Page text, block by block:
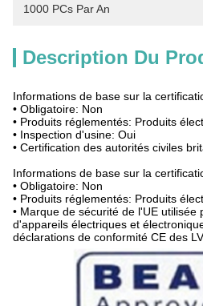
1000 PCs Par An
Description Du
Informations de base sur la
• Obligatoire: Non
• Produits réglementés: Produits
• Inspection d'usine: Oui
• Certification des autorités civiles
Informations de base sur la
• Obligatoire: Non
• Produits réglementés: Produits
• Marque de sécurité de l'UE
d'appareils électriques et
déclarations de conformité CE des